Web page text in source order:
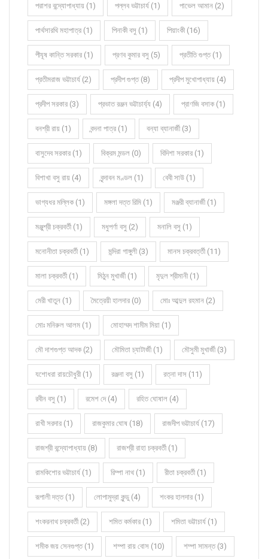
পরাশর বন্দ্যোপাধ্যায় (1) পল্লব ভট্টাচার্য (1) পাভেল আমান (2)
পার্থসারথি মহাপাত্র (1) পিনাকী বসু (1) পিয়াংকী (16)
পীযূষ কান্তি সরকার (1) প্রণব কুমার বসু (5) প্রতীতি গুপ্ত (1)
প্রতীমরাজ ভট্টাচার্য (2) প্রদীপ গুপ্ত (8) প্রদীপ মুখোপাধ্যায় (4)
প্রদীপ সরকার (3) প্রভাত রঞ্জন ভট্টাচার্য্য (4) প্রাণজি বসাক (1)
বনশ্রী রায় (1) বন্দনা পাত্র (1) বন্যা ব্যানার্জী (3)
বাসুদেব সরকার (1) বিক্রম মন্ডল (0) বিদিশা সরকার (1)
বিশাখা বসু রায় (4) বৃন্দাবন মণ্ডল (1) বেবী সাউ (1)
ভাগ্যধর মল্লিক (1) মঙ্গলা দত্ত রিমি (1) মঞ্জরী ব্যানার্জী (1)
মঞ্জুশ্রী চক্রবর্তী (1) মধুপর্ণা বসু (2) মনালি বসু (1)
মনোনীতা চক্রবর্তী (1) মন্দিরা গাঙ্গুলী (3) মানস চক্রবর্ত্তী (11)
মালা চক্রবর্তী (1) মিঠুন মুখার্জী (1) মৃদুল শ্রীমানী (1)
মেরী খাতুন (1) মৈত্রেয়ী হালদার (0) মোঃ আব্দুল রহমান (2)
মোঃ মনিরুল আলম (1) মোহাম্মদ শামীম মিয়া (1)
মৌ দাশগুপ্ত আদক (2) মৌমিতা চ্যাটার্জী (1) মৌসুমী মুখার্জী (3)
যশোধরা রায়চৌধুরী (1) রঞ্জনা বসু (1) রত্না দাস (11)
রবীন বসু (1) রমেশ দে (4) রহিত ঘোষাল (4)
রাখী সরদার (1) রাজকুমার ঘোষ (18) রাজদীপ ভট্টাচার্য (17)
রাজশ্রী বন্দ্যোপাধ্যায় (8) রাজশ্রী রাহা চক্রবর্তী (1)
রামকিশোর ভট্টাচার্য (1) রিম্পা নাথ (1) রীতা চক্রবর্তী (1)
রূপালী দত্ত (1) লোপামুদ্রা কুন্ডু (4) শংকর হালদার (1)
শংকরনাথ চক্রবর্তী (2) শমিত কর্মকার (1) শমিতা ভট্টাচার্য (1)
শমীক জয় সেনগুপ্ত (1) শম্পা রায় বোস (10) শম্পা সামন্ত (3)